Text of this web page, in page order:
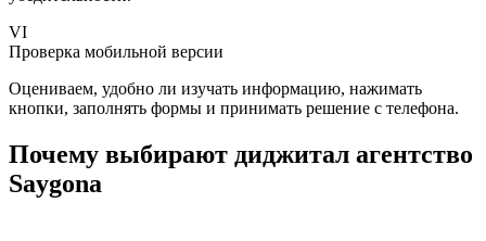
VI
Проверка мобильной версии
Оцениваем, удобно ли изучать информацию, нажимать
кнопки, заполнять формы и принимать решение с телефона.
Почему выбирают диджитал агентство
Saygona